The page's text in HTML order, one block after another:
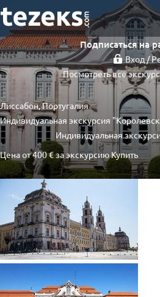
Подписаться на
Вход /
Посмотреть все
Лиссабон, Португалия
Индивидуальная экскурсия
Индивидуальная
Цена от400 €за экскурсиюКупить